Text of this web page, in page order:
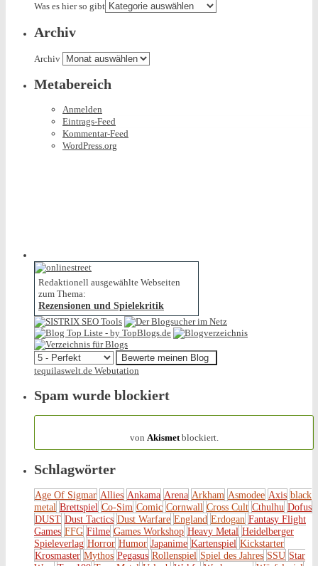
Was es hier so gibt
Archiv
Archiv
Metabereich
Anmelden
Eintrags-Feed
Kommentar-Feed
WordPress.org
Redaktionell ausgewählte Webseiten
zum Thema:
Rezensionen und Spielekritik
tequilaswelt.de Webutation
Spam wurde blockiert
von Akismetblockiert.
Schlagwörter
Age Of Sigmar Allies Ankama Arena Arkham Asmodee Axis black
metal Brettspiel Co-Sim Comic Cornwall Cross Cult Cthulhu Dofus
DUST Dust Tactics Dust Warfare England Erdogan Fantasy Flight
Games FFG Filme Games Workshop Heavy Metal Heidelberger
Spieleverlag Horror Humor Japanime Kartenspiel Kickstarter
Krosmaster Mythos Pegasus Rollenspiel Spiel des Jahres SSU Star